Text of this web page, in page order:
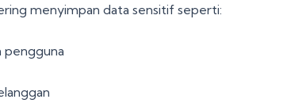
menyimpan data sensitif seperti:
pengguna